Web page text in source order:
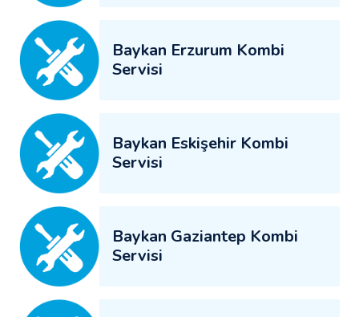
Baykan Erzurum Kombi
Servisi
Baykan Eskişehir Kombi
Servisi
Baykan Gaziantep Kombi
Servisi